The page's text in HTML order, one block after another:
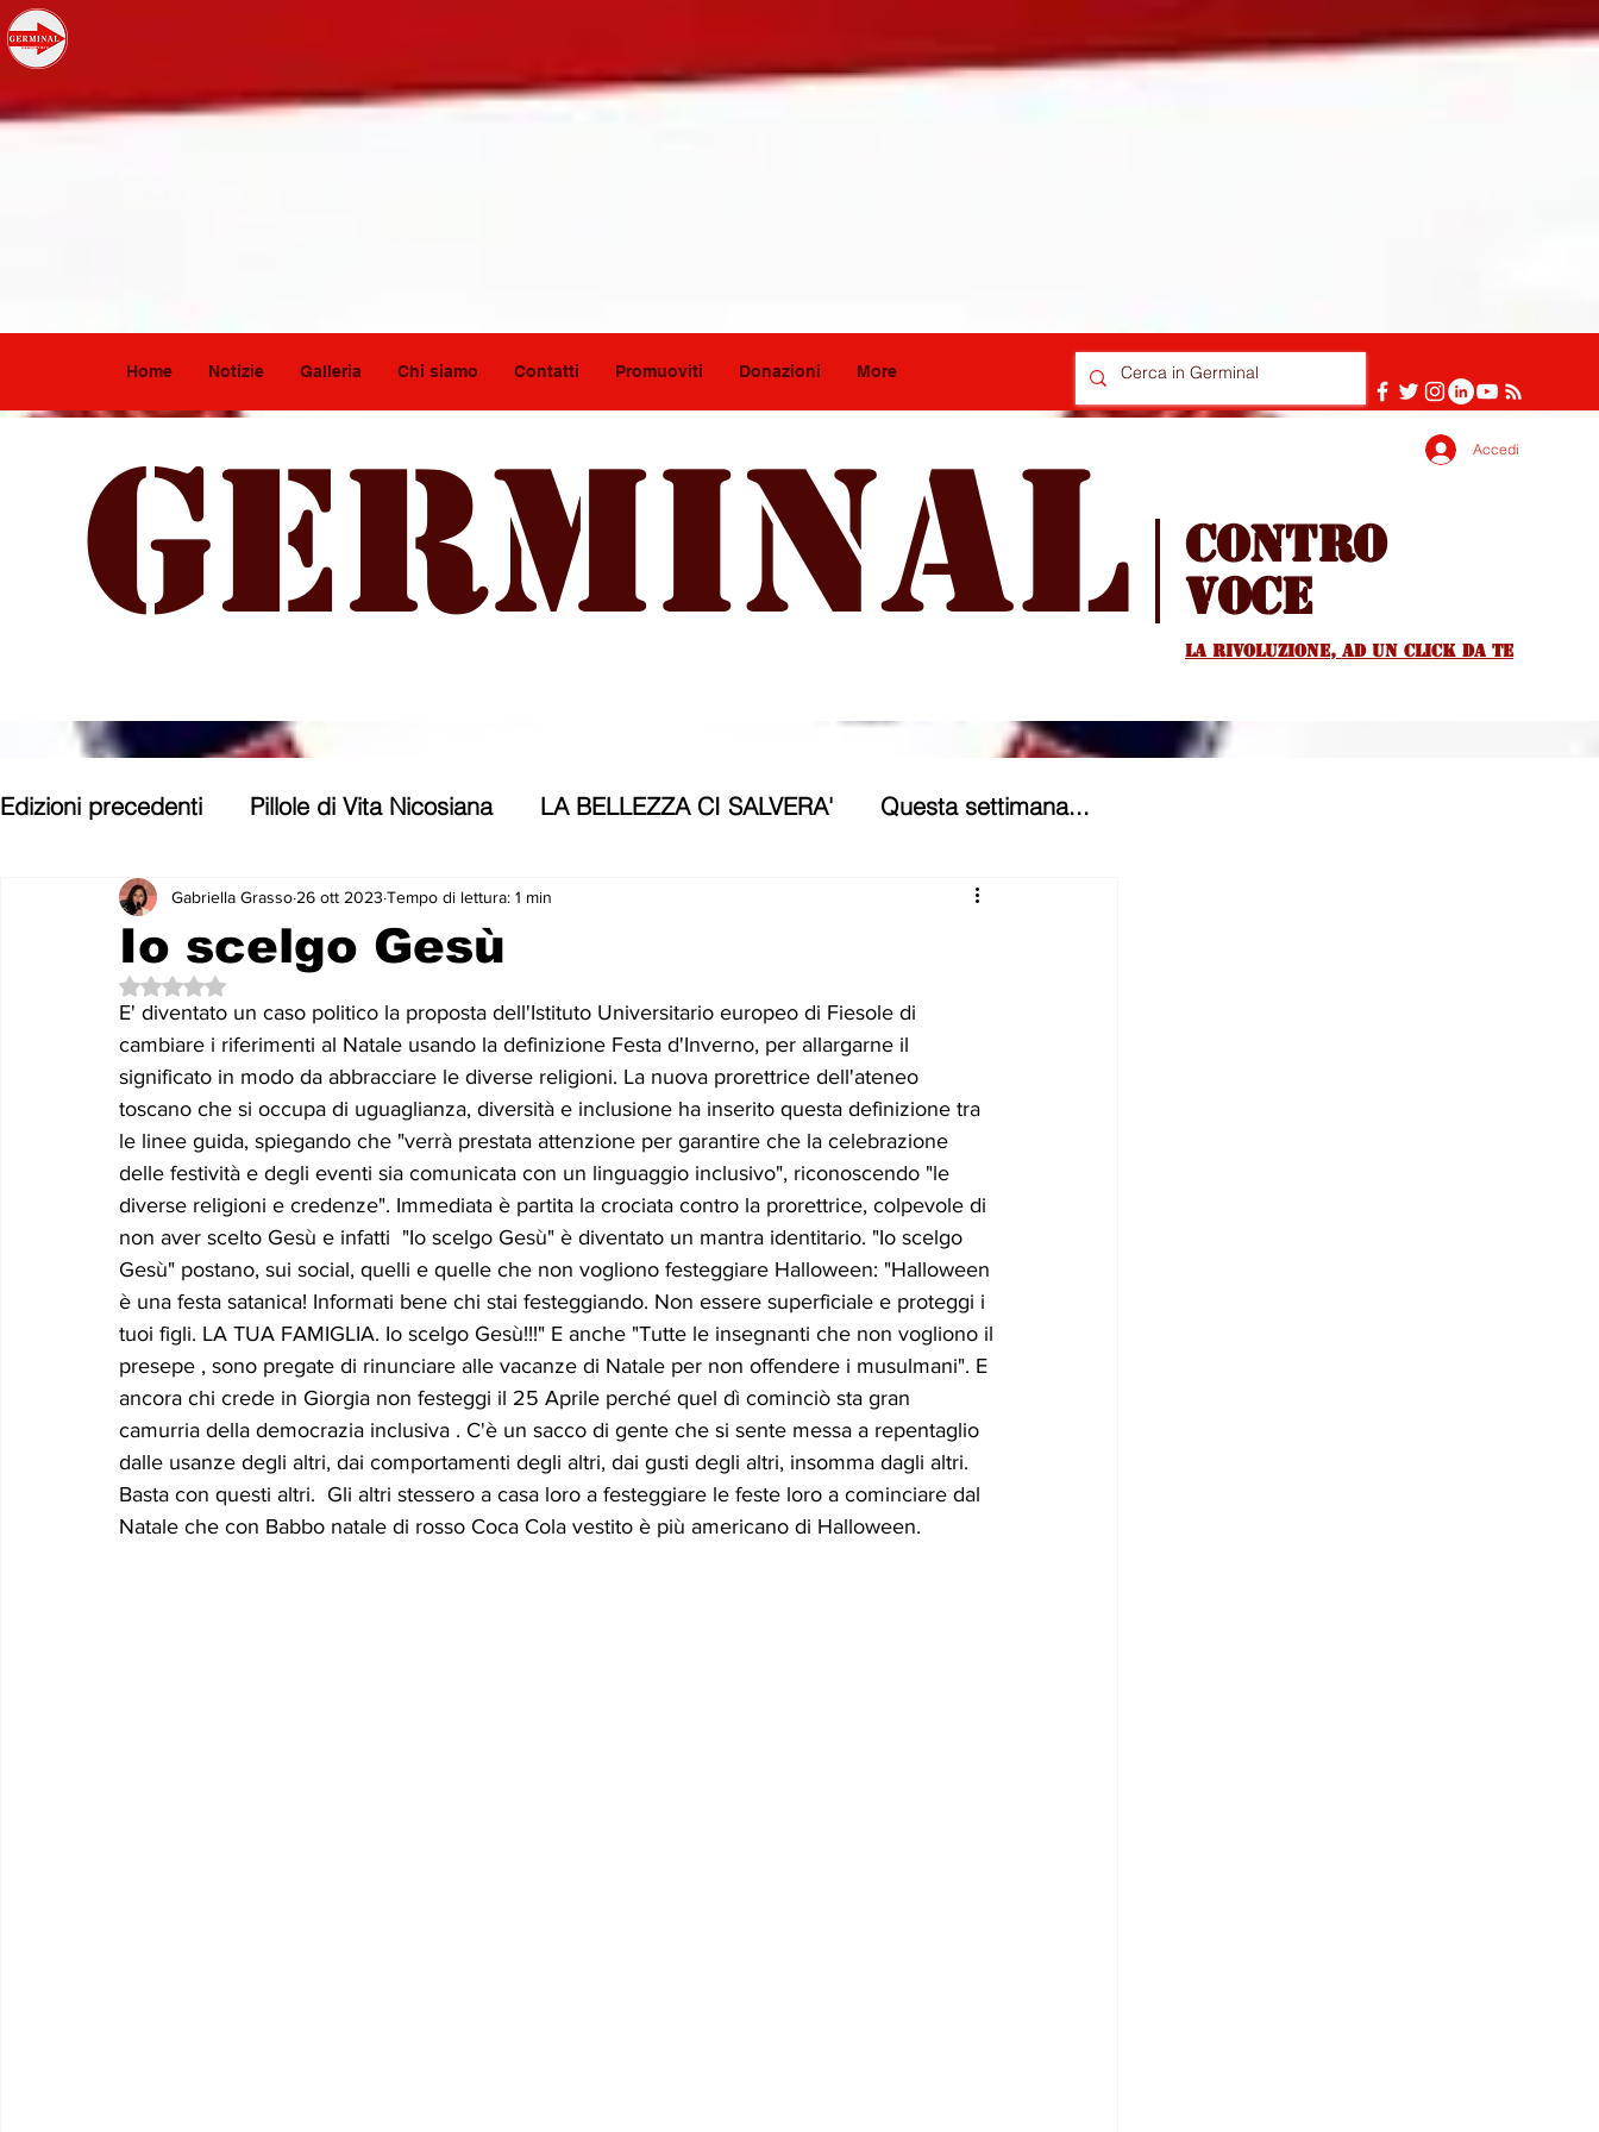
Home Notizie Galleria Chi siamo Contatti Promuoviti Donazioni More
Germinal Accedi
Contro
voce
La rivoluzione, ad un Click da te
Edizioni precedenti Pillole di Vita Nicosiana LA BELLEZZA CI SALVERA' Questa settimana...
Parole, pensieri, opere e opinioni Entroterra
Con gli occhi di uno Zoomer
Le memorie di donna Prizzita. Un ro MUSICA UP RUBRICA: LA NOSTRA
LEONFORTE 2040 ATTUALITA' Curiosità VIGNETTE
Io scelgo Gesù
Gabriella Grasso 26 ott 2023 Tempo di lettura: 1 min
Valutazione NaN stelle su 5.
E' diventato un caso politico la proposta dell'Istituto Universitario europeo di Fiesole di
cambiare i riferimenti al Natale usando la definizione Festa d'Inverno, per allargarne il
significato in modo da abbracciare le diverse religioni. La nuova prorettrice dell'ateneo
toscano che si occupa di uguaglianza, diversità e inclusione ha inserito questa definizione tra
le linee guida, spiegando che "verrà prestata attenzione per garantire che la celebrazione
delle festività e degli eventi sia comunicata con un linguaggio inclusivo", riconoscendo "le
diverse religioni e credenze". Immediata è partita la crociata contro la prorettrice, colpevole di
non aver scelto Gesù e infatti  "Io scelgo Gesù" è diventato un mantra identitario. "Io scelgo
Gesù" postano, sui social, quelli e quelle che non vogliono festeggiare Halloween: "Halloween
è una festa satanica! Informati bene chi stai festeggiando. Non essere superficiale e proteggi i
tuoi figli. LA TUA FAMIGLIA. Io scelgo Gesù!!!" E anche "Tutte le insegnanti che non vogliono il
presepe , sono pregate di rinunciare alle vacanze di Natale per non offendere i musulmani". E
ancora chi crede in Giorgia non festeggi il 25 Aprile perché quel dì cominciò sta gran
camurria della democrazia inclusiva . C'è un sacco di gente che si sente messa a repentaglio
dalle usanze degli altri, dai comportamenti degli altri, dai gusti degli altri, insomma dagli altri.
Basta con questi altri.  Gli altri stessero a casa loro a festeggiare le feste loro a cominciare dal
Natale che con Babbo natale di rosso Coca Cola vestito è più americano di Halloween.